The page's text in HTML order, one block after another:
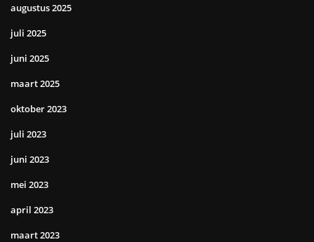
augustus 2025
juli 2025
juni 2025
maart 2025
oktober 2023
juli 2023
juni 2023
mei 2023
april 2023
maart 2023